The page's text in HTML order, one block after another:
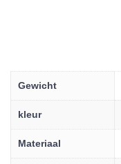
Gewicht
kleur
Materiaal